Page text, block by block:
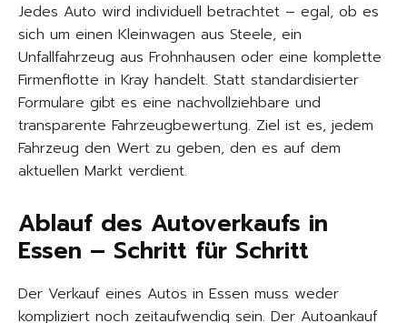
Jedes Auto wird individuell betrachtet – egal, ob es
sich um einen Kleinwagen aus Steele, ein
Unfallfahrzeug aus Frohnhausen oder eine komplette
Firmenflotte in Kray handelt. Statt standardisierter
Formulare gibt es eine nachvollziehbare und
transparente Fahrzeugbewertung. Ziel ist es, jedem
Fahrzeug den Wert zu geben, den es auf dem
aktuellen Markt verdient.
Ablauf des Autoverkaufs in
Essen – Schritt für Schritt
Der Verkauf eines Autos in Essen muss weder
kompliziert noch zeitaufwendig sein. Der Autoankauf